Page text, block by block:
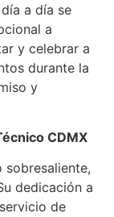
a día se
a
y celebrar a
durante la
y
CDMX
sobresaliente,
dedicación a
de